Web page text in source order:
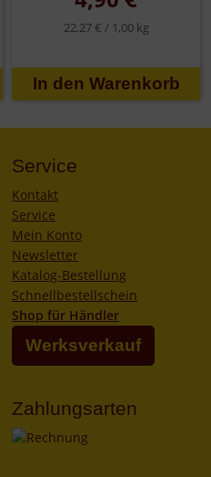
22,27 € / 1,00 kg
Service
Kontakt
Service
Mein Konto
Newsletter
Katalog-Bestellung
Schnellbestellschein
Shop für Händler
Werksverkauf
Zahlungsarten